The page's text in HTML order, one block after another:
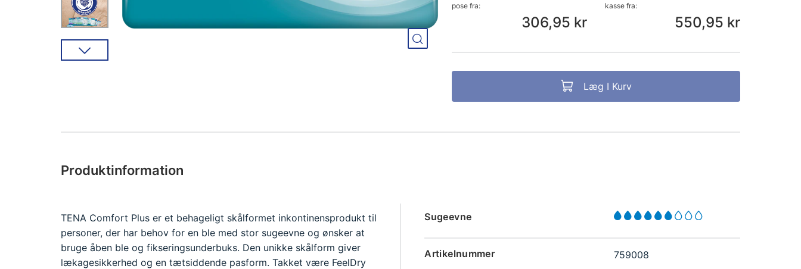
pose fra:
306,95 kr
kasse fra:
550,95 kr
Læg I Kurv
Produktinformation
TENA Comfort Plus er et behageligt skålformet inkontinensprodukt til
personer, der har behov for en ble med stor sugeevne og ønsker at
bruge åben ble og fikseringsunderbuks. Den unikke skålform giver
lækagesikkerhed og en tætsiddende pasform. Takket være FeelDry
Sugeevne
Artikelnummer 759008